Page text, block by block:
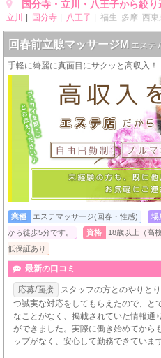
国分寺・立川・八王子から絞り
立川 国分寺 八王子 福生 多摩 西東
回春前立腺マッサージM エステ
手軽に綺麗に真面目にサクッと高収入！
業種 エステマッサージ(回春・性感) 場
から徒歩5分です。
資格 18歳以上（高
低保証あり
最新の口コミ
応募/面接
スタッフの方とのやりと
つ誠実な対応をしてもらえたので、と
なことがなく、掲載されていた情報通
ができました。実際に働き始めてから
ップがなく、安心して勤務できています